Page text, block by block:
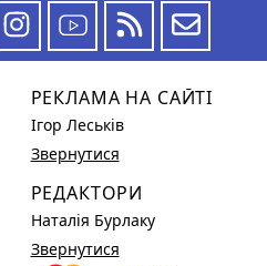
РЕКЛАМА НА САЙТІ
Ігор Леськів
Звернутися
РЕДАКТОРИ
Наталія Бурлаку
Звернутися